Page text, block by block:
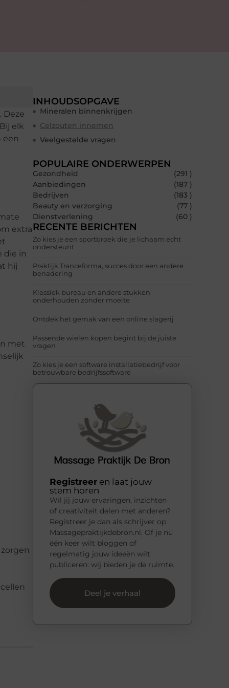
Deze
elk
een
extra
die in
hij
met
INHOUDSOPGAVE
Mineralen binnenkrijgen
Celzouten innemen
Veelgestelde vragen
POPULAIRE ONDERWERPEN
Gezondheid
(291 )
Aanbiedingen
(187 )
Bedrijven
(183 )
Beauty en verzorging
(77 )
Dienstverlening
(60 )
RECENTE BERICHTEN
Zo kies je een sportbroek die je lichaam echt
ondersteunt
Praktijk Tranceforma, succes door een andere
benadering
Klassiek bureau en andere stukken
onderhouden zonder moeite
Ontdek het gemak van een online slagerij
Passende wielen kopen begint bij de juiste
vragen
Zo kies je een software installatiebedrijf voor
betrouwbare bedrijfssoftware
Registreer en laat jouw
stem horen
Wil jij jouw ervaringen, inzichten
of creativiteit delen met anderen?
Registreer je dan als schrijver op
Massagepraktijkdebron.nl. Of je nu
één keer wilt bloggen of
regelmatig jouw ideeën wilt
publiceren: wij bieden je de ruimte.
Deel je verhaal